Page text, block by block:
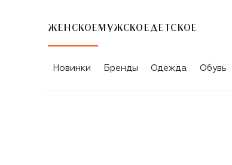
ЖЕНСКОЕ МУЖСКОЕ ДЕТСКОЕ
Новинки Бренды Одежда Обувь